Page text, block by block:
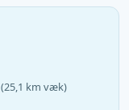
km væk)